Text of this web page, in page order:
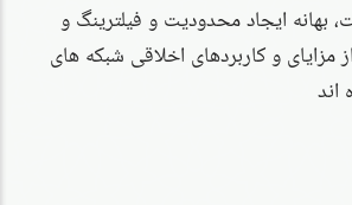
بهانه ایجاد محدودیت و فیلترینگ و
و کاربردهای اخلاقی شبکه های
اند